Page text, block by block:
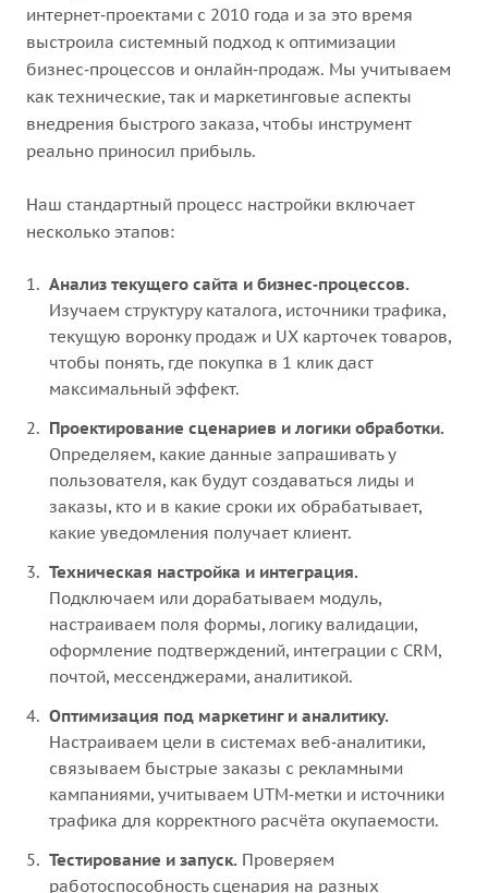
интернет‑проектами с 2010 года и за это время
выстроила системный подход к оптимизации
бизнес‑процессов и онлайн‑продаж. Мы учитываем
как технические, так и маркетинговые аспекты
внедрения быстрого заказа, чтобы инструмент
реально приносил прибыль.
Наш стандартный процесс настройки включает
несколько этапов:
Анализ текущего сайта и бизнес‑процессов.
Изучаем структуру каталога, источники трафика,
текущую воронку продаж и UX карточек товаров,
чтобы понять, где покупка в 1 клик даст
максимальный эффект.
Проектирование сценариев и логики обработки.
Определяем, какие данные запрашивать у
пользователя, как будут создаваться лиды и
заказы, кто и в какие сроки их обрабатывает,
какие уведомления получает клиент.
Техническая настройка и интеграция.
Подключаем или дорабатываем модуль,
настраиваем поля формы, логику валидации,
оформление подтверждений, интеграции с CRM,
почтой, мессенджерами, аналитикой.
Оптимизация под маркетинг и аналитику.
Настраиваем цели в системах веб‑аналитики,
связываем быстрые заказы с рекламными
кампаниями, учитываем UTM‑метки и источники
трафика для корректного расчёта окупаемости.
Тестирование и запуск. Проверяем
работоспособность сценария на разных